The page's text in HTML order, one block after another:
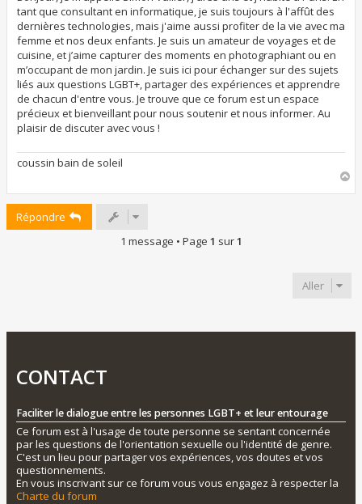
a
g
e
tant que consultant en informatique, je suis toujours à l'affût des
dernières technologies, mais j'aime aussi profiter de la vie avec ma
femme et nos deux enfants. Je suis un amateur de voyages et de
cuisine, et j’aime capturer des moments en photographiant ou en
m’occupant de mon jardin. Je suis ici pour échanger sur des sujets
liés aux questions LGBT+, partager des expériences et apprendre
de chacun d'entre vous. Je trouve que ce forum est un espace
précieux et bienveillant pour nous soutenir et nous informer. Au
plaisir de discuter avec vous !
coussin bain de soleil
Répondre
1 message • Page 1 sur1
Aller
CONTACT
Faciliter le dialogue entre les personnes LGBT+ et leur entourage
Ce forum est à l'usage de toute personne se sentant concernée
par les questions de l'orientation sexuelle ou l'identité de genre.
C'est un lieu pour partager vos expériences, vos doutes et vos
questionnements.
En vous inscrivant sur ce forum vous vous engagez à respecter la
Charte du forum